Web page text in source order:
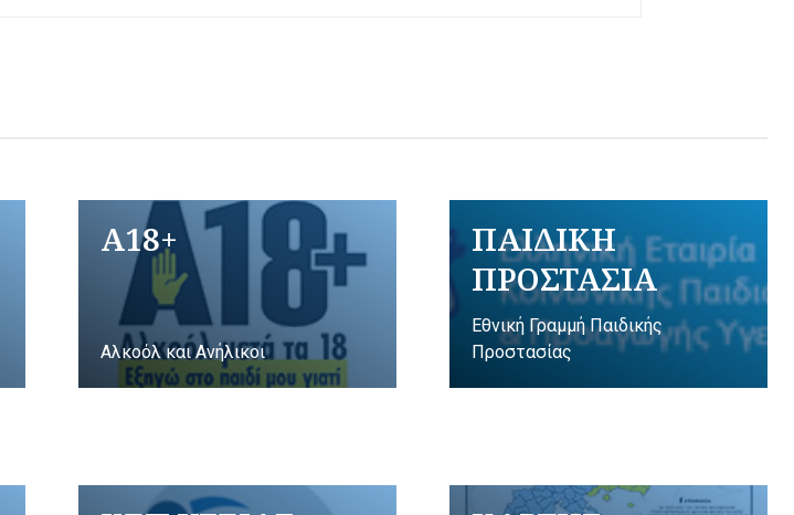
A18+
Αλκοόλ και Ανήλικοι
ΠΑΙΔΙΚΗ
ΠΡΟΣΤΑΣΙΑ
Εθνική Γραμμή Παιδικής
Προστασίας